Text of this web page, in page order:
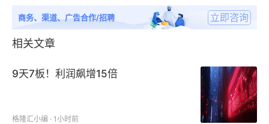
商务、渠道、广告合作/招聘 立即咨询
相关文章
9天7板！利润飙增15倍
格隆汇小编 · 1小时前